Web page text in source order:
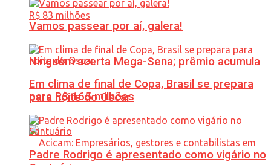
Ninguém acerta Mega-Sena; prêmio acumula
para R$ 165 milhões
Vamos passear por aí, galera!
Em clima de final de Copa, Brasil se prepara
para noite do Oscar
Padre Rodrigo é apresentado como vigário no